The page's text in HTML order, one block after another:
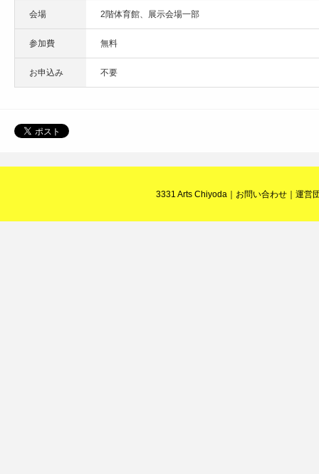
会場 2階体育館、展示会場一部
参加費 無料
お申込み 不要
3331 Arts Chiyoda お問い合わせ 運営